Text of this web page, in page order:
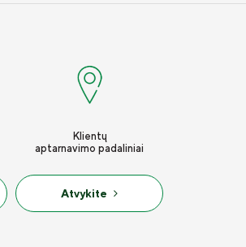
Klientų
aptarnavimo padaliniai
Atvykite